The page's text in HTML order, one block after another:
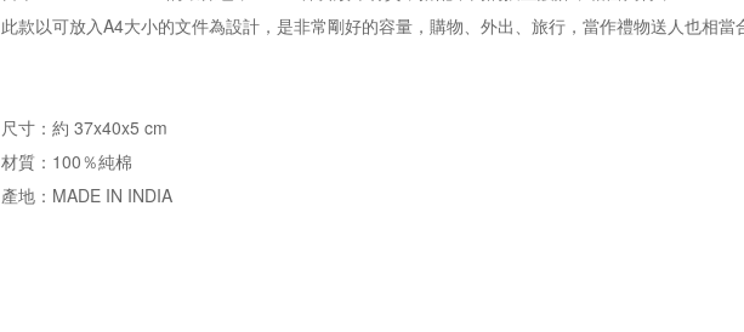
此款以可放入A4大小的文件為設計，是非常剛好的容量，購物、外出、旅行，當作禮物送人也相當
尺寸：約 37x40x5 cm
材質：100％純棉
產地：MADE IN INDIA